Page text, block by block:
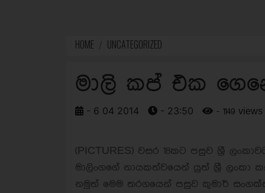
HOME UNCATEGORIZED
මාලි කප් එක
- 6 04 2014 - 23:50 - 1149 views
(PICTURES) වසර 18කට පසුව ශ්‍රී
මාලිංගගේ නායකත්වයෙන් යුත් ශ්‍රී ලංකා
නමුත් මෙම තරගයෙන් පසුව කුමාර්